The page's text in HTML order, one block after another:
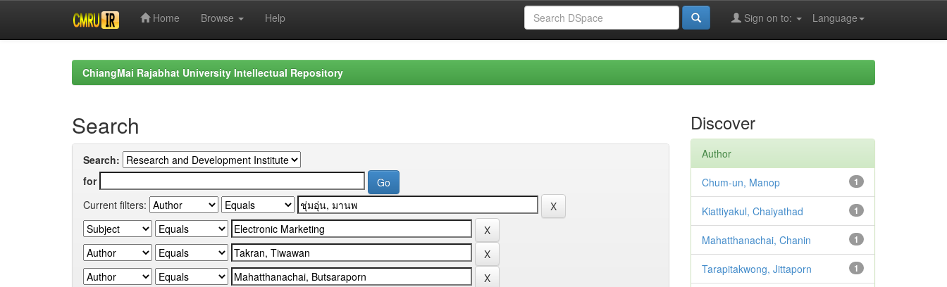
Home Browse Help Language
Sign on to:
ChiangMai Rajabhat University Intellectual Repository
Search
Search:
for
Current filters:
Discover
Author
1
Chum-un, Manop
1
Kiattiyakul, Chaiyathad
1
Mahatthanachai, Chanin
1
Tarapitakwong, Jittaporn